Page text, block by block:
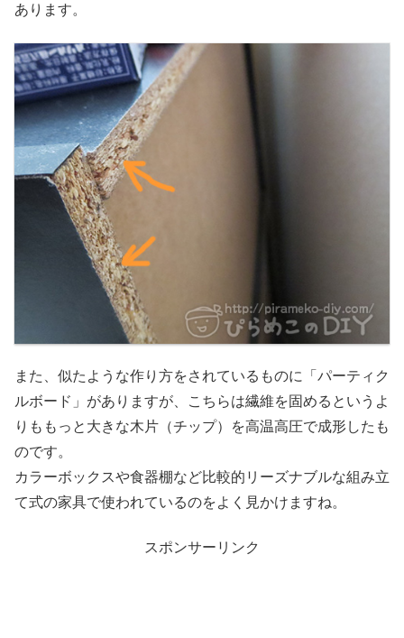
あります。
また、似たような作り方をされているものに「パーティク
ルボード」がありますが、こちらは繊維を固めるというよ
りももっと大きな木片（チップ）を高温高圧で成形したも
のです。
カラーボックスや食器棚など比較的リーズナブルな組み立
て式の家具で使われているのをよく見かけますね。
スポンサーリンク